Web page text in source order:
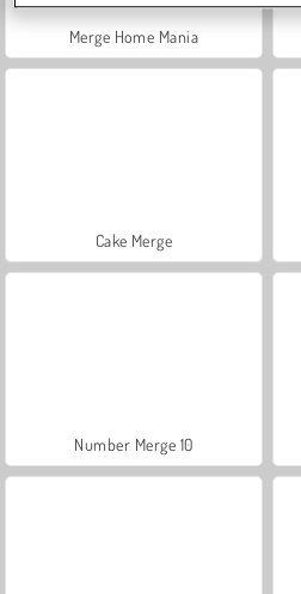
Merge Home Mania
Cake Merge
Number Merge 10